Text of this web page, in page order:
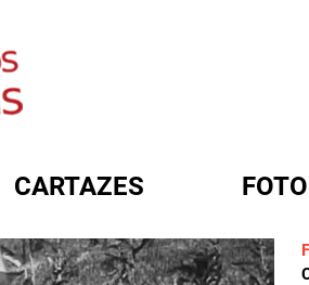
CARTAZES
DE BUSCA